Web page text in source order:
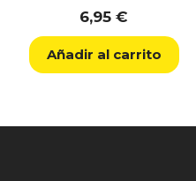
6,95€
Añadir al carrito